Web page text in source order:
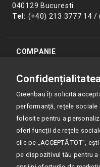
040129 Bucuresti
Tel: (+40) 213 3777 14 /
COMPANIE
PRODUSE
RESURSE
ISO 9001:2015 CERTIFIED
Greenbau îți solicită
performanță, rețele
folosite pentru a
oferi funcții de rețele
clic pe „ACCEPTĂ TOT”,
pe dispozitivul tău pentru